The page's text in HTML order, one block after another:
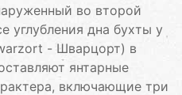
во второй
углубления дна бухты у
- Шварцорт) в
янтарные
включающие три